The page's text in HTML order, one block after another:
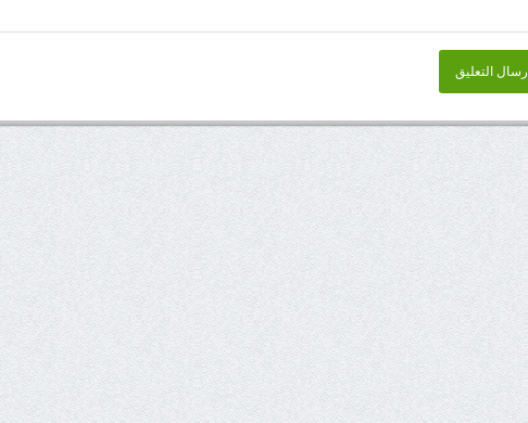
إرسال التعليق